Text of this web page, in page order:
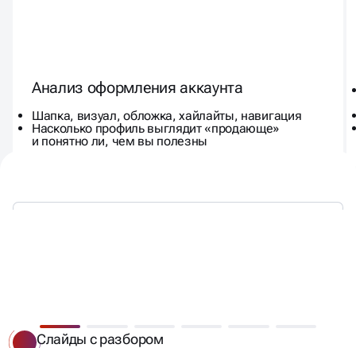
Анализ оформления аккаунта
Шапка, визуал, обложка, хайлайты, навигация
Насколько профиль выглядит «продающе»
и понятно ли, чем вы полезны
СОЦСЕТЕЙ НА ПРАКТИКЕ
Слайды с разбором